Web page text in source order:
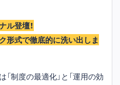
ル登壇！
形式で徹底的に洗い出しま
制度の最適化」と「運用の効